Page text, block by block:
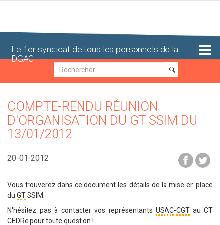
Le 1er syndicat de tous les personnels de la
DGAC
Recherche
Recherche
COMPTE-RENDU RÉUNION
D'ORGANISATION DU GT SSIM DU
13/01/2012
20-01-2012
Vous trouverez dans ce document les détails de la mise en place
du GTSSIM.
N'hésitez pas à contacter vos représentants USAC-CGT au CT
CEDRe pour toute question !